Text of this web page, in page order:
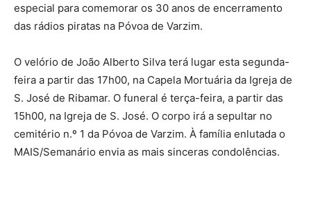
especial para comemorar os 30 anos de encerramento
das rádios piratas na Póvoa de Varzim.
O velório de João Alberto Silva terá lugar esta segunda-
feira a partir das 17h00, na Capela Mortuária da Igreja de
S. José de Ribamar. O funeral é terça-feira, a partir das
15h00, na Igreja de S. José. O corpo irá a sepultar no
cemitério n.º 1 da Póvoa de Varzim. À família enlutada o
MAIS/Semanário envia as mais sinceras condolências.